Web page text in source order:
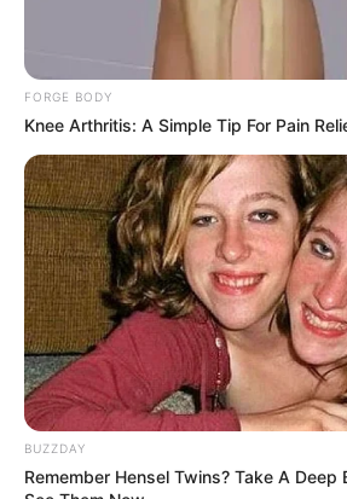
10 Desain Kanopi Tempat
Tidur, Serasa Beristirahat di
Kamar Raja
Tampil Lebih Modern, 7
Hasil Renovasi Rumah Berusia
90 Tahun
FORGE BODY
Knee Arthritis: A Simple Tip For Pain
BUZZDAY
Remember Hensel Twins? Take A Deep